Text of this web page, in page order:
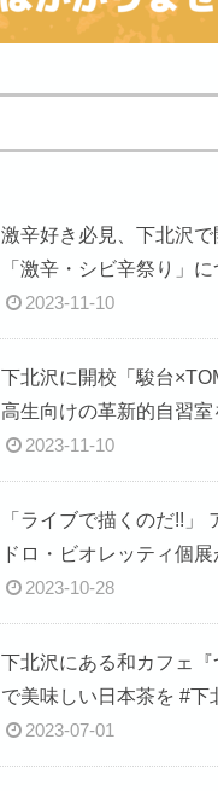
激辛好き必見、下北沢で
「激辛・シビ辛祭り」
2023-11-10
下北沢に開校「駿台
高生向けの革新的自習室
2023-11-10
「ライブで描くのだ!!」
ドロ・ビオレッティ個展
2023-10-28
下北沢にある和カフェ『
で美味しい日本茶を #下
2023-07-01